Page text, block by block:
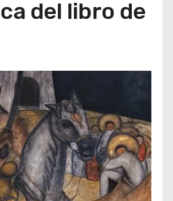
del libro de